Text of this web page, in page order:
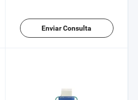
Enviar Consulta